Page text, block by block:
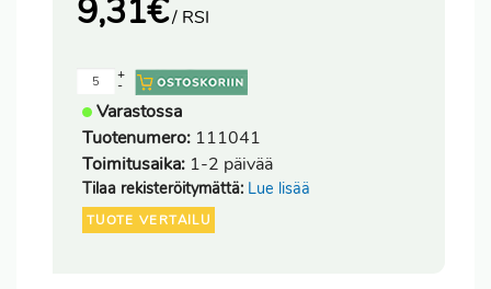
9,31€/ RSI
-
+
Varastossa
Tuotenumero: 111041
Toimitusaika: 1-2 päivää
Tilaa rekisteröitymättä: Lue lisää
TUOTE VERTAILU